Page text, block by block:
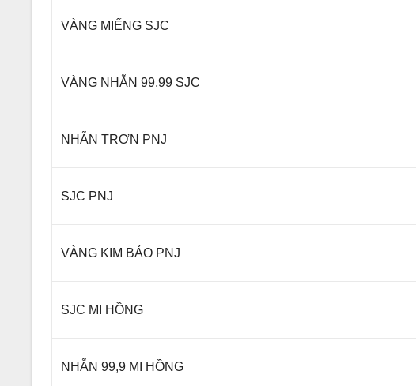
VÀNG MIẾNG SJC
VÀNG NHẪN 99,99 SJC
NHẪN TRƠN PNJ
SJC PNJ
VÀNG KIM BẢO PNJ
SJC MI HỒNG
NHẪN 99,9 MI HỒNG